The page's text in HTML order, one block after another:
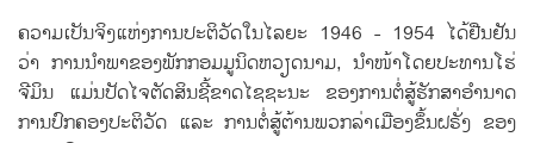
ຄວາມ​ເປັນ​ຈິ​ງ​ແຫ່​ງການ​ປະຕິວັດ​ໃນ​ໄລຍະ 1946 - 1954 ​ໄດ້​ຢືນຢັນ​
ວ່າ ການ​ນຳພາ​ຂອງພັກ​ກອມ​ມູນິດ​ຫວຽດນາມ, ນຳ​ໜ້າ​ໂດຍ​ປະທານ​ໂຮ່
ຈີ​ມິນ​ ແມ່ນ​ປັດ​ໄຈ​ຕັດສິນ​ຊີ້​ຂາດ​ໄຊຊະນະ ຂອງ​ການ​ຕໍ່ສູ້​ຮັກສາ​ອຳນາດ​
ການ​ປົກຄອງ​ປະຕິວັດ ​ແລະ ການ​ຕໍ່ສູ້​ຕ້ານພວກ​ລ່າ​ເມືອງ​ຂຶ້ນ​ຝຣັ່ງ ຂອງ​